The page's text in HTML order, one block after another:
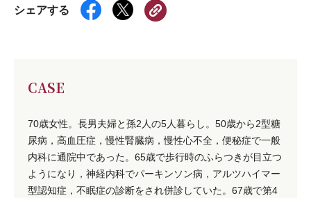
シェアする
CASE
70歳女性。長男夫婦と孫2人の5人暮らし。50歳から2型糖
尿病，高血圧症，慢性腎臓病，慢性心不全，便秘症で一般
内科に通院中であった。65歳で歩行時のふらつきが目立つ
ようになり，神経内科でパーキンソン病，アルツハイマー
型認知症，不眠症の診断をされ併診していた。67歳で第4